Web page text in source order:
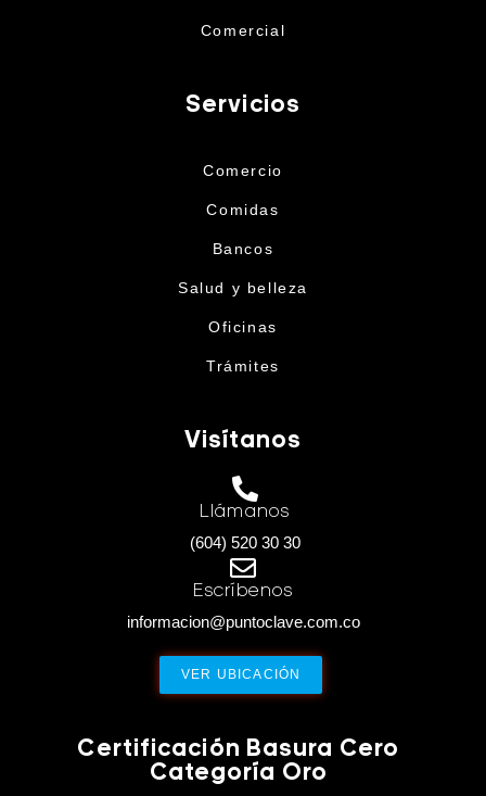
Comercial
Servicios
Comercio
Comidas
Bancos
Salud y belleza
Oficinas
Trámites
Visítanos
Llámanos
(604) 520 30 30
Escríbenos
informacion@puntoclave.com.co
VER UBICACIÓN
Certificación Basura Cero
Categoría Oro